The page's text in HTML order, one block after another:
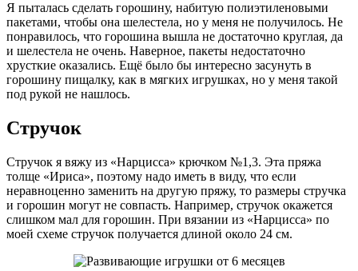
Я пыталась сделать горошину, набитую полиэтиленовыми
пакетами, чтобы она шелестела, но у меня не получилось. Не
понравилось, что горошина вышла не достаточно круглая, да
и шелестела не очень. Наверное, пакеты недостаточно
хрусткие оказались. Ещё было бы интересно засунуть в
горошину пищалку, как в мягких игрушках, но у меня такой
под рукой не нашлось.
Стручок
Стручок я вяжу из «Нарцисса» крючком №1,3. Эта пряжа
толще «Ириса», поэтому надо иметь в виду, что если
неравноценно заменить на другую пряжу, то размеры стручка
и горошин могут не совпасть. Например, стручок окажется
слишком мал для горошин. При вязании из «Нарцисса» по
моей схеме стручок получается длиной около 24 см.